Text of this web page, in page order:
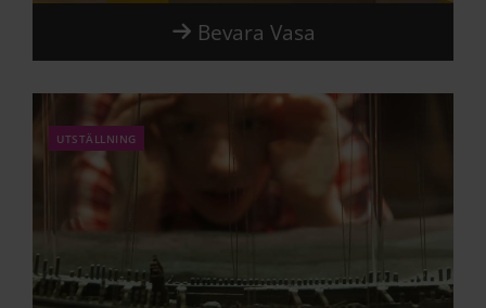
Bevara Vasa
utställning